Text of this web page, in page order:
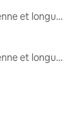
Locations moyenne et longue durée
Locations moyenne et longue durée